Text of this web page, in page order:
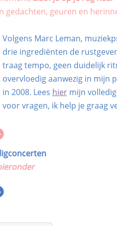
gedachten, geuren en
​​Volgens Marc Leman,
drie ingrediënten de
traag tempo, geen duidelijk
overvloedig aanwezig in ​mijn
in 2008. ​Lees hiermijn
voor vragen, ik help je graag